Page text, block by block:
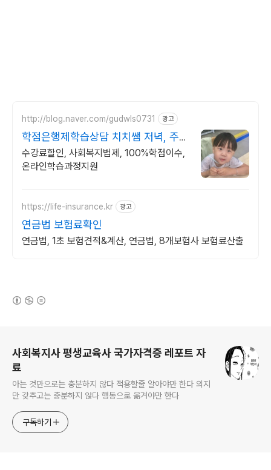
http://blog.naver.com/gudwls0731 광고
학점은행제학습상담 치치쌤 저녁, 주말
상담도 가능!
수강료할인, 사회복지법제, 100%학점이수,
온라인학습과정지원
https://life-insurance.kr 광고
연금법 보험료확인
연금법, 1초 보험견적&계산, 연금법, 8개보험사 보험료산출
사회복지사 평생교육사 국가자격증 레포트 자
료
아는 것만으로는 충분하지 않다 적용할줄 알아야만 한다 의지
만 갖추고는 충분하지 않다 행동으로 옮겨야만 한다
구독하기